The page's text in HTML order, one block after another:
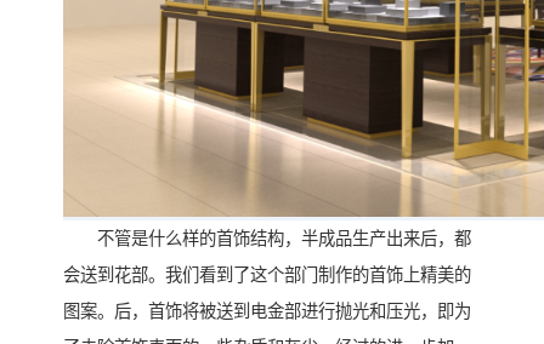
不管是什么样的首饰结构，半成品生产出来后，都
会送到花部。我们看到了这个部门制作的首饰上精美的
图案。后，首饰将被送到电金部进行抛光和压光，即为